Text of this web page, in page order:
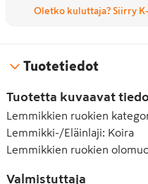
edistämään koiran
HUOM! Olemme
ainesosat myös
Oletko kuluttaja? Siirry
Tuotetiedot
Tuotetta kuvaavat
Lemmikkien ruokien
Lemmikki-/Eläinlaji: Koira
Lemmikkien ruokien
Valmistuttaja